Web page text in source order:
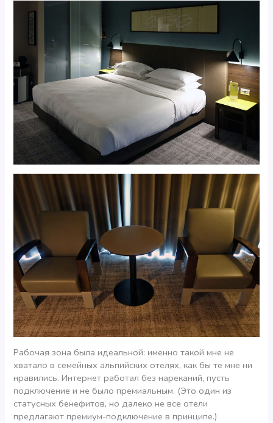
Рабочая зона была идеальной: именно такой мне не
хватало в семейных альпийских отелях, как бы те мне ни
нравились. Интернет работал без нареканий, пусть
подключение и не было премиальным. (Это один из
статусных бенефитов, но далеко не все отели
предлагают премиум-подключение в принципе.)